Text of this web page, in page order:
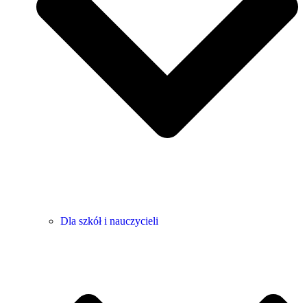
Dla szkół i nauczycieli